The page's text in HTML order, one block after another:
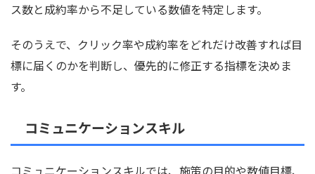
ス数と成約率から不足している数値を特定します。
そのうえで、クリック率や成約率をどれだけ改善すれば目
標に届くのかを判断し、優先的に修正する指標を決めま
す。
コミュニケーションスキル